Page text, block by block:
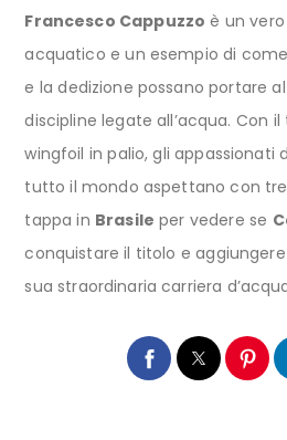
Francesco Cappuzzo è un
acquatico e un esempio di
e la dedizione possano portare
discipline legate all’acqua. Con
wingfoil in palio, gli appassionati
tutto il mondo aspettano con
tappa in Brasile per vedere se
conquistare il titolo e
sua straordinaria carriera